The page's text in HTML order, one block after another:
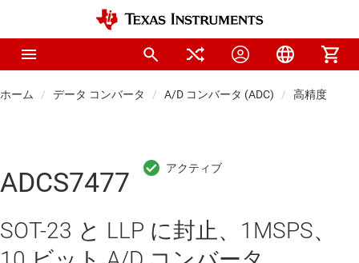
ホーム データ コンバータ A/D コンバータ (ADC) 高精度 ADC
ADCS7477
SOT-23 と LLP に封止、1MSPS、